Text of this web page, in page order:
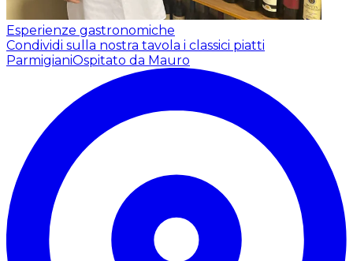
Esperienze gastronomiche
Condividi sulla nostra tavola i classici piatti
ParmigianiOspitato da Mauro